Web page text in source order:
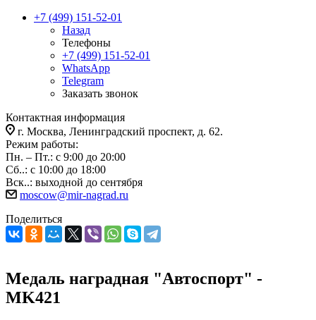
+7 (499) 151-52-01
Назад
Телефоны
+7 (499) 151-52-01
WhatsApp
Telegram
Заказать звонок
Контактная информация
г. Москва, Ленинградский проспект, д. 62.
Режим работы:
Пн. – Пт.: с 9:00 до 20:00
Сб..: с 10:00 до 18:00
Вск..: выходной до сентября
moscow@mir-nagrad.ru
Поделиться
Медаль наградная "Автоспорт" -
MK421